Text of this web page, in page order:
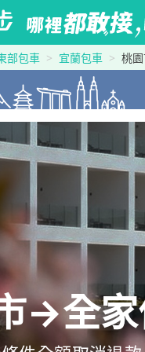
部包車 宜蘭包車 桃
→全家